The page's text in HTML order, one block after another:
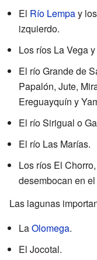
El Río Lempay
izquierdo.
Los ríos La Vega
El río Grande de
Papalón, Jute,
Ereguayquín y
El río Sirigual o
El río Las Marías.
Los ríos El
desembocan en
Las lagunas
LaOlomega.
El Jocotal.